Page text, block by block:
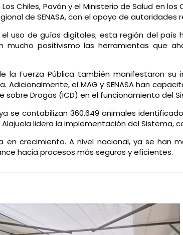
Chiles, Pavón y el Ministerio de Salud en
de SENASA, con el apoyo de autoridades
uso de guías digitales; esta región del
mucho positivismo las herramientas que
la Fuerza Pública también manifestaron
el MAG y SENASA han
Drogas (ICD) en el funcionamiento del
se contabilizan 360.649 animales
lidera la implementación del Sistema,
crecimiento. A nivel nacional, ya se han
hacia procesos más seguros y eficientes.